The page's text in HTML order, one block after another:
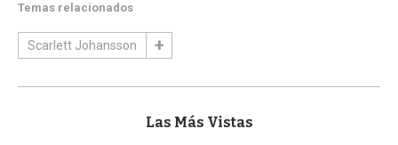
Temas relacionados
Scarlett Johansson
Las Más Vistas